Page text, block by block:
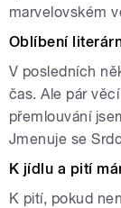
marvelovském
Oblíbení
V posledních
čas. Ale pár
přemlouvání
Jmenuje se
K jídlu a pití
K pití, pokud